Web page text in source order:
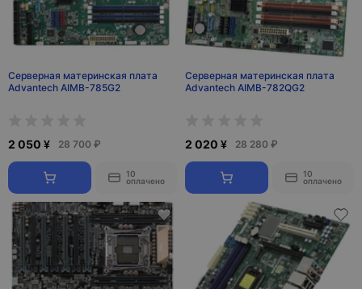
Серверная материнская плата
Advantech AIMB-785G2
2 050 ¥ 28 700 ₽
10
оплачено
Серверная материнская плата
Advantech AIMB-782QG2
2 020 ¥ 28 280 ₽
10
оплачено